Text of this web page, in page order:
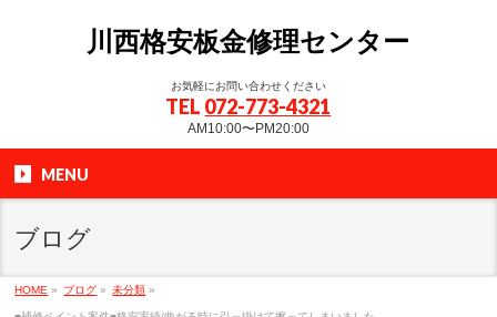
川西格安板金修理センター
お気軽にお問い合わせください
TEL 072-773-4321
AM10:00〜PM20:00
MENU
ブログ
HOME » ブログ » 未分類 »